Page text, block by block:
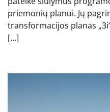
priemonių planui. Jų
transformacijos planas
[…]